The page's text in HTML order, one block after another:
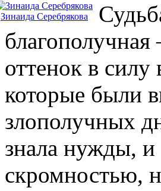
Зинаида Серебрякова
оттенок в силу
которые были
злополучных
знала нужды, и
скромностью,